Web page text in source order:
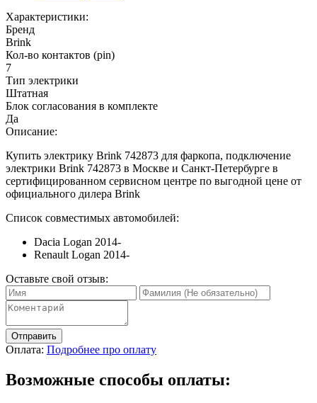
Характеристики:
Бренд
Brink
Кол-во контактов (pin)
7
Тип электрики
Штатная
Блок согласования в комплекте
Да
Описание:
Купить электрику Brink 742873 для фаркопа, подключение
электрики Brink 742873 в Москве и Санкт-Петербурге в
сертифицированном сервисном центре по выгодной цене от
официального дилера Brink
Список совместимых автомобилей:
Dacia Logan 2014-
Renault Logan 2014-
Оставьте свой отзыв:
Отправить
Оплата: Подробнее про оплату
Возможные способы оплаты: